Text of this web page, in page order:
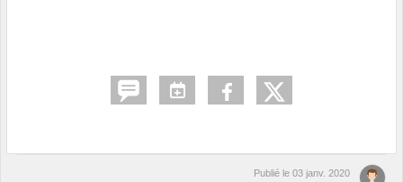
Publié le 03 janv. 2020